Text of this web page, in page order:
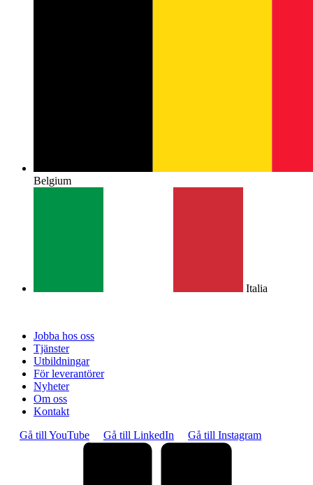
Belgium
Italia
Jobba hos oss
Tjänster
Utbildningar
För leverantörer
Nyheter
Om oss
Kontakt
Gå till YouTube
Gå till LinkedIn Gå till Instagram